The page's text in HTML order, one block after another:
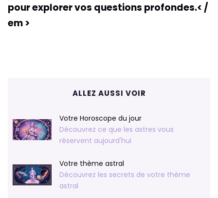
pour explorer vos questions profondes.< /
em >
ALLEZ AUSSI VOIR
Votre Horoscope du jour
Découvrez ce que les astres vous
réservent aujourd'hui
Votre thème astral
Découvrez les secrets de votre thème
astral